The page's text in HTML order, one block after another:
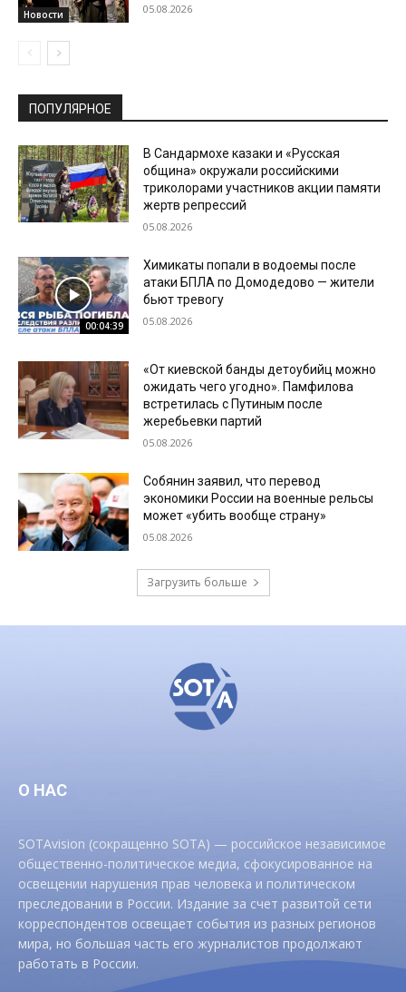
Новости 05.08.2026
ПОПУЛЯРНОЕ
В Сандармохе казаки и «Русская
община» окружали российскими
триколорами участников акции памяти
жертв репрессий
05.08.2026
00:04:39
Химикаты попали в водоемы после
атаки БПЛА по Домодедово — жители
бьют тревогу
05.08.2026
«От киевской банды детоубийц можно
ожидать чего угодно». Памфилова
встретилась с Путиным после
жеребьевки партий
05.08.2026
Собянин заявил, что перевод
экономики России на военные рельсы
может «убить вообще страну»
05.08.2026
Загрузить больше
О НАС
SOTAvision (сокращенно SOTA) — российское независимое
общественно-политическое медиа, сфокусированное на
освещении нарушения прав человека и политическом
преследовании в России. Издание за счет развитой сети
корреспондентов освещает события из разных регионов
мира, но большая часть его журналистов продолжают
работать в России.